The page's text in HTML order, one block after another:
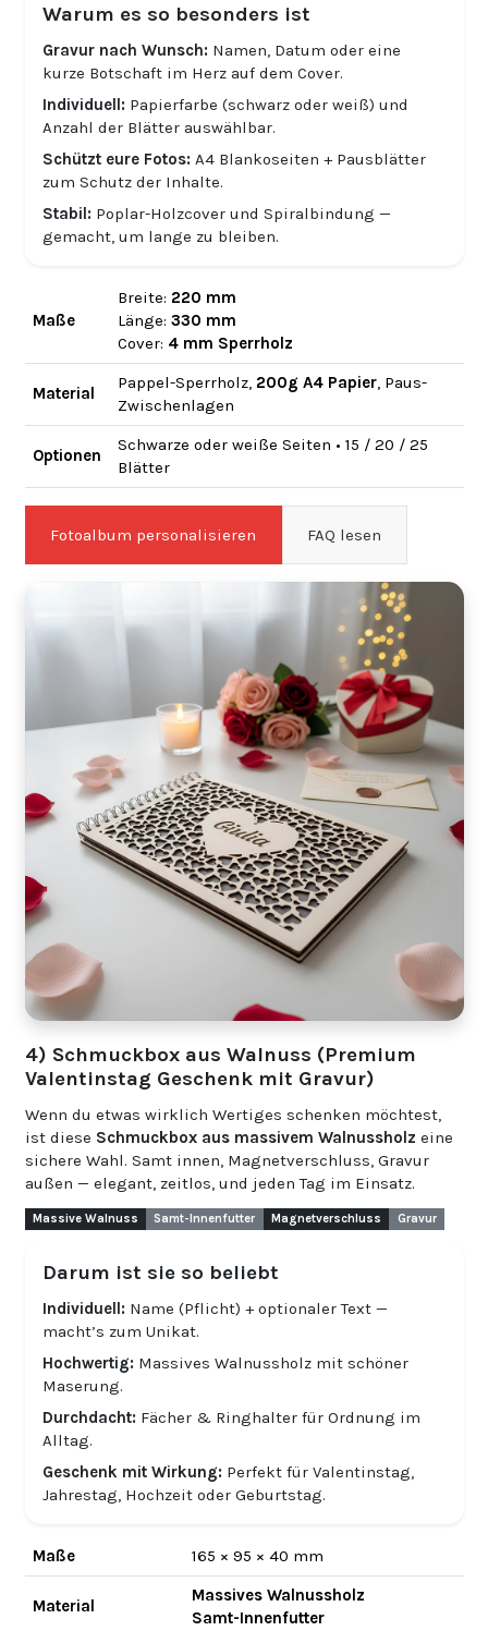
Warum es so besonders ist
Gravur nach Wunsch:Namen, Datum oder eine
kurze Botschaft im Herz auf dem Cover.
Individuell:Papierfarbe (schwarz oder weiß) und
Anzahl der Blätter auswählbar.
Schützt eure Fotos:A4 Blankoseiten + Pausblätter
zum Schutz der Inhalte.
Stabil:Poplar-Holzcover und Spiralbindung —
gemacht, um lange zu bleiben.
Maße
Breite: 220 mm
Länge: 330 mm
Cover: 4 mm Sperrholz
Material
Pappel-Sperrholz, 200g A4 Papier , Paus-
Zwischenlagen
Optionen
Schwarze oder weiße Seiten • 15 / 20 / 25
Blätter
Fotoalbum personalisieren FAQ lesen
4) Schmuckbox aus Walnuss (Premium
Valentinstag Geschenk mit Gravur)
Wenn du etwas wirklich Wertiges schenken möchtest,
ist diese Schmuckbox aus massivem Walnussholz eine
sichere Wahl. Samt innen, Magnetverschluss, Gravur
außen — elegant, zeitlos, und jeden Tag im Einsatz.
Massive Walnuss Samt-Innenfutter Magnetverschluss Gravur
Darum ist sie so beliebt
Individuell:Name (Pflicht) + optionaler Text —
macht’s zum Unikat.
Hochwertig:Massives Walnussholz mit schöner
Maserung.
Durchdacht:Fächer & Ringhalter für Ordnung im
Alltag.
Geschenk mit Wirkung:Perfekt für Valentinstag,
Jahrestag, Hochzeit oder Geburtstag.
Maße 165 × 95 × 40 mm
Material
Massives Walnussholz
Samt-Innenfutter